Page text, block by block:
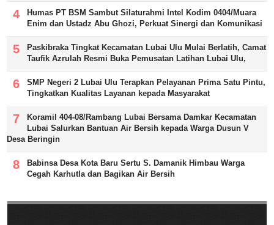
Humas PT BSM Sambut Silaturahmi Intel Kodim 0404/Muara
Enim dan Ustadz Abu Ghozi, Perkuat Sinergi dan Komunikasi
Paskibraka Tingkat Kecamatan Lubai Ulu Mulai Berlatih, Camat
Taufik Azrulah Resmi Buka Pemusatan Latihan Lubai Ulu,
SMP Negeri 2 Lubai Ulu Terapkan Pelayanan Prima Satu Pintu,
Tingkatkan Kualitas Layanan kepada Masyarakat
Koramil 404-08/Rambang Lubai Bersama Damkar Kecamatan
Lubai Salurkan Bantuan Air Bersih kepada Warga Dusun V
Desa Beringin
Babinsa Desa Kota Baru Sertu S. Damanik Himbau Warga
Cegah Karhutla dan Bagikan Air Bersih